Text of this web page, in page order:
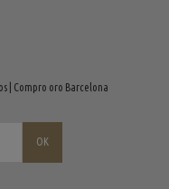
| Compro oro Barcelona